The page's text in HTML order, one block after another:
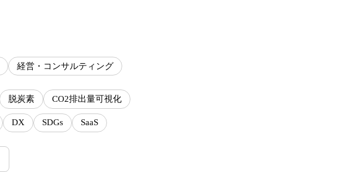
経営・コンサルティング
脱炭素 CO2排出量可視化
DX SDGs SaaS